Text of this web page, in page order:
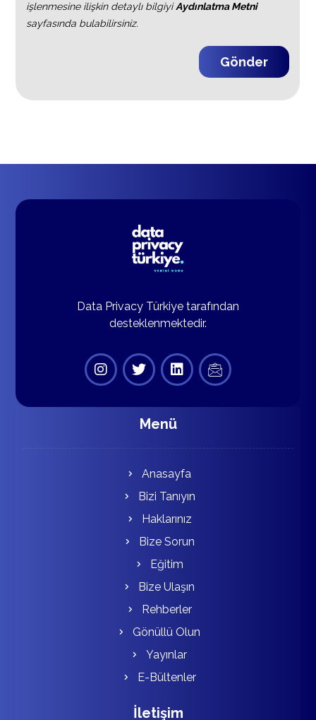
işlenmesine ilişkin detaylı bilgiyiAydınlatma Metni
sayfasında bulabilirsiniz.
Gönder
Data Privacy Türkiye tarafından
desteklenmektedir.
Menü
Anasayfa
Bizi Tanıyın
Haklarınız
Bize Sorun
Eğitim
Bize Ulaşın
Rehberler
Gönüllü Olun
Yayınlar
E-Bültenler
İletişim